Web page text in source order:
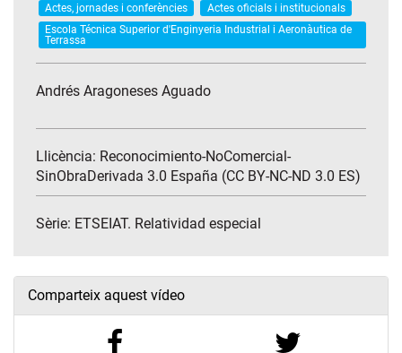
Actes, jornades i conferències
Actes oficials i institucionals
Escola Técnica Superior d'Enginyeria Industrial i Aeronàutica de
Terrassa
Andrés Aragoneses Aguado
Llicència: Reconocimiento-NoComercial-
SinObraDerivada 3.0 España (CC BY-NC-ND 3.0 ES)
Sèrie: ETSEIAT. Relatividad especial
Comparteix aquest vídeo